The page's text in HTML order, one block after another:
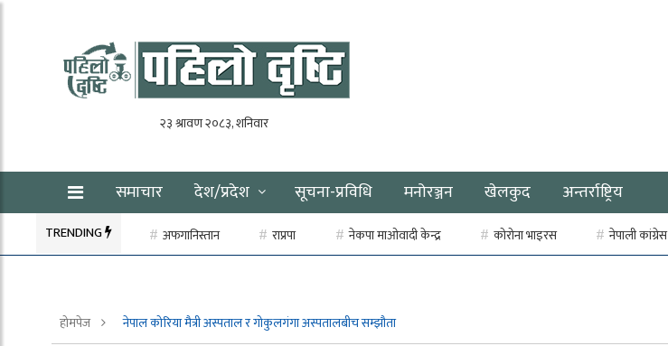
समाचार देश/प्रदेश सूचना-प्रविधि मनोरञ्जन खेलकुद अन्तर्राष्ट्रिय
TRENDING अफगानिस्तान राप्रपा नेकपा माओवादी केन्द्र कोरोना भाइरस नेपाली कांग्रेस
होमपेज नेपाल कोरिया मैत्री अस्पताल र गोकुलगंगा अस्पतालबीच सम्झौता